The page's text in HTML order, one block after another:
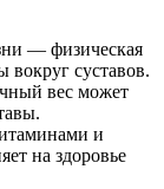
— физическая
суставов.
вес может
и
на здоровье